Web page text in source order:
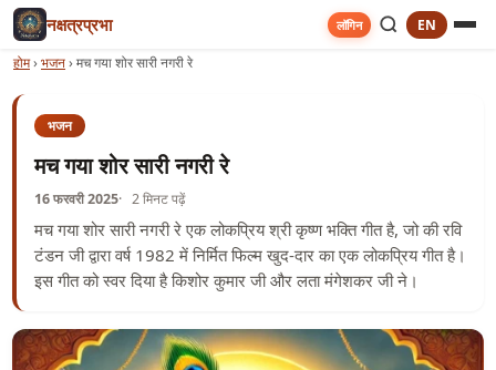
नक्षत्रप्रभा लॉगिन EN
होम›भजन›मच गया शोर सारी नगरी रे
भजन
मच गया शोर सारी नगरी रे
16 फरवरी 2025 2 मिनट पढ़ें
मच गया शोर सारी नगरी रे एक लोकप्रिय श्री कृष्ण भक्ति गीत है, जो की रवि
टंडन जी द्वारा वर्ष 1982 में निर्मित फिल्म खुद-दार का एक लोकप्रिय गीत है।
इस गीत को स्वर दिया है किशोर कुमार जी और लता मंगेशकर जी ने।